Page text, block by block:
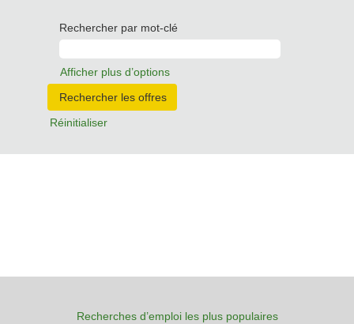
Rechercher par mot-clé
Afficher plus d’options
Réinitialiser
Recherches d’emploi les plus populaires